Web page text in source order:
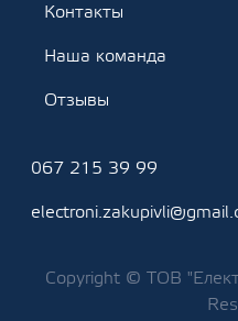
Контакты
Наша команда
Отзывы
067 215 39 99
Copyright © ТОВ